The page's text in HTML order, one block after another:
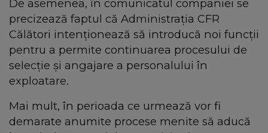
De asemenea, în comunicatul companiei se
precizează faptul că Administrația CFR
Călători intenționează să introducă noi funcții
pentru a permite continuarea procesului de
selecție și angajare a personalului în
exploatare.
Mai mult, în perioada ce urmează vor fi
demarate anumite procese menite să aducă